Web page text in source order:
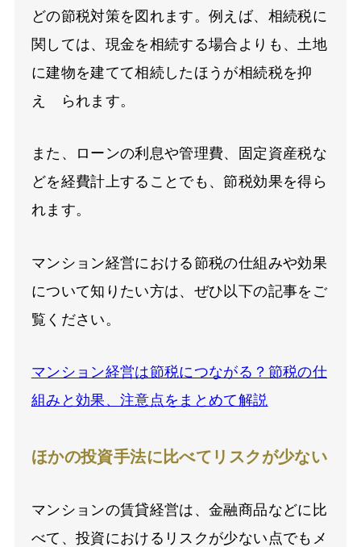
どの節税対策を図れます。例えば、相続税に
関しては、現金を相続する場合よりも、土地
に建物を建てて相続したほうが相続税を抑
え られます。
また、ローンの利息や管理費、固定資産税な
どを経費計上することでも、節税効果を得ら
れます。
マンション経営における節税の仕組みや効果
について知りたい方は、ぜひ以下の記事をご
覧ください。
マンション経営は節税につながる？節税の仕
組みと効果、注意点をまとめて解説
ほかの投資手法に比べてリスクが少ない
マンションの賃貸経営は、金融商品などに比
べて、投資におけるリスクが少ない点でもメ